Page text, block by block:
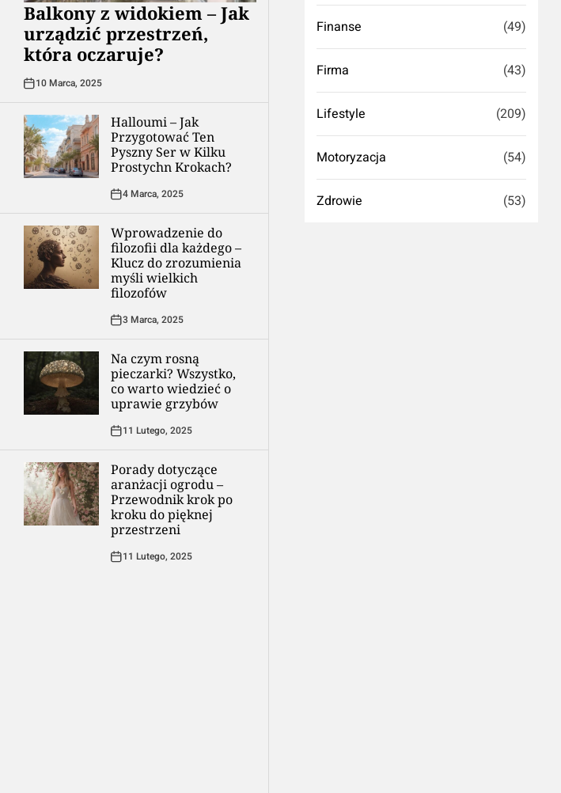
Balkony z widokiem – Jak
urządzić przestrzeń,
która oczaruje?
10 Marca, 2025
Halloumi – Jak
Przygotować Ten
Pyszny Ser w Kilku
Prostychn Krokach?
4 Marca, 2025
Wprowadzenie do
filozofii dla każdego –
Klucz do zrozumienia
myśli wielkich
filozofów
3 Marca, 2025
Na czym rosną
pieczarki? Wszystko,
co warto wiedzieć o
uprawie grzybów
11 Lutego, 2025
Porady dotyczące
aranżacji ogrodu –
Przewodnik krok po
kroku do pięknej
przestrzeni
11 Lutego, 2025
Finanse (49)
Firma (43)
Lifestyle (209)
Motoryzacja (54)
Zdrowie (53)